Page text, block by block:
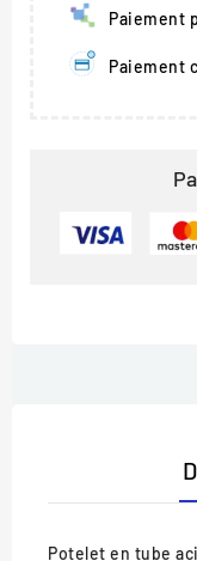
Paiement
Paiement
Potelet en tube